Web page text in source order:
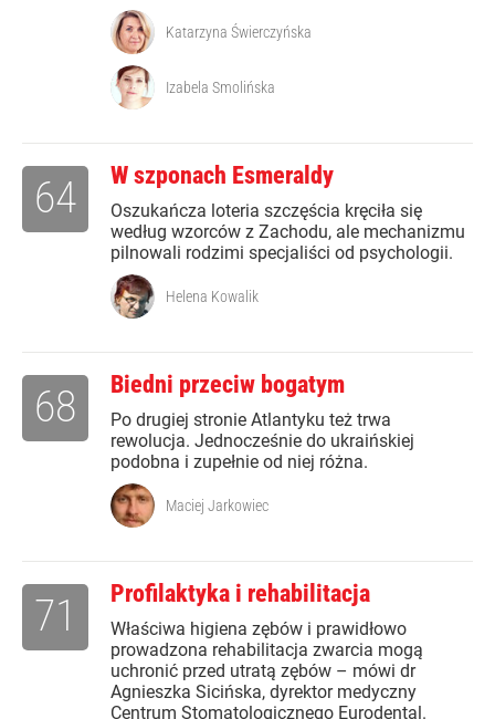
Katarzyna Świerczyńska
Izabela Smolińska
W szponach Esmeraldy
Oszukańcza loteria szczęścia kręciła się
według wzorców z Zachodu, ale mechanizmu
pilnowali rodzimi specjaliści od psychologii.
64
Helena Kowalik
Biedni przeciw bogatym
Po drugiej stronie Atlantyku też trwa
rewolucja. Jednocześnie do ukraińskiej
podobna i zupełnie od niej różna.
68
Maciej Jarkowiec
Profilaktyka i rehabilitacja
Właściwa higiena zębów i prawidłowo
prowadzona rehabilitacja zwarcia mogą
uchronić przed utratą zębów – mówi dr
Agnieszka Sicińska, dyrektor medyczny
Centrum Stomatologicznego Eurodental.
71